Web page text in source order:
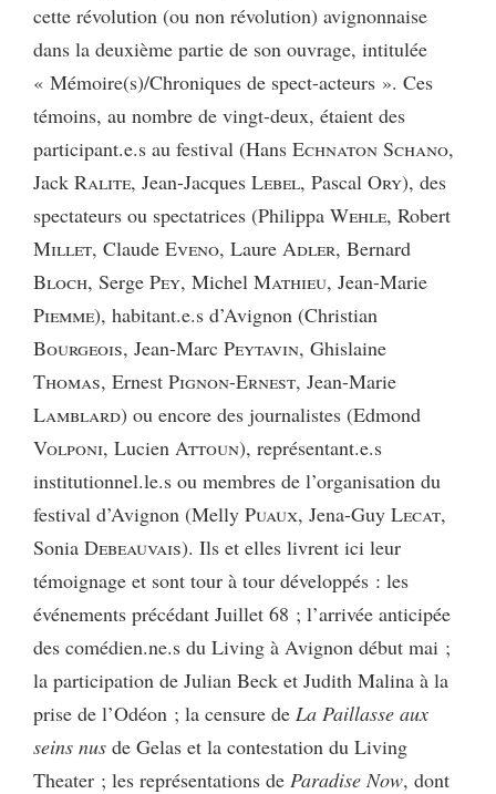
cette révolution (ou non révolution) avignonnaise
dans la deuxième partie de son ouvrage, intitulée
« Mémoire(s)/Chroniques de spect-acteurs ». Ces
témoins, au nombre de vingt-deux, étaient des
participant.e.s au festival (Hans Echnaton Schano,
Jack Ralite, Jean-Jacques Lebel, Pascal Ory), des
spectateurs ou spectatrices (Philippa Wehle, Robert
Millet, Claude Eveno, Laure Adler, Bernard
Bloch, Serge Pey, Michel Mathieu, Jean-Marie
Piemme), habitant.e.s d’Avignon (Christian
Bourgeois, Jean-Marc Peytavin, Ghislaine
Thomas, Ernest Pignon-Ernest, Jean-Marie
Lamblard) ou encore des journalistes (Edmond
Volponi, Lucien Attoun), représentant.e.s
institutionnel.le.s ou membres de l’organisation du
festival d’Avignon (Melly Puaux, Jena-Guy Lecat,
Sonia Debeauvais). Ils et elles livrent ici leur
témoignage et sont tour à tour développés : les
événements précédant Juillet 68 ; l’arrivée anticipée
des comédien.ne.s du Living à Avignon début mai ;
la participation de Julian Beck et Judith Malina à la
prise de l’Odéon ; la censure de La Paillasse aux
seins nus de Gelas et la contestation du Living
Theater ; les représentations de Paradise Now, dont